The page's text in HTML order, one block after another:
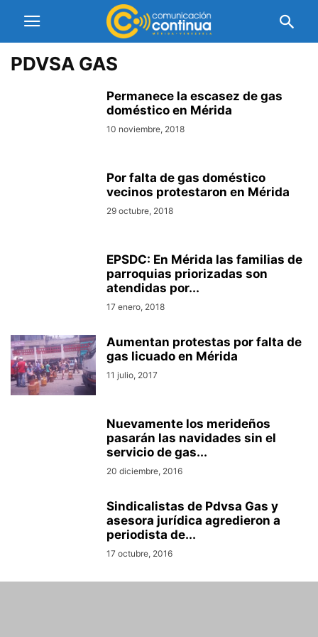
PDVSA GAS
Permanece la escasez de gas
doméstico en Mérida
10 noviembre, 2018
Por falta de gas doméstico
vecinos protestaron en Mérida
29 octubre, 2018
EPSDC: En Mérida las familias de
parroquias priorizadas son
atendidas por...
17 enero, 2018
Aumentan protestas por falta de
gas licuado en Mérida
11 julio, 2017
Nuevamente los merideños
pasarán las navidades sin el
servicio de gas...
20 diciembre, 2016
Sindicalistas de Pdvsa Gas y
asesora jurídica agredieron a
periodista de...
17 octubre, 2016